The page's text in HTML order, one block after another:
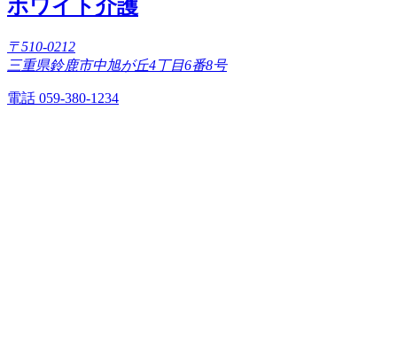
ホワイト介護
〒510-0212
三重県鈴鹿市中旭が丘4丁目6番8号
電話 059-380-1234